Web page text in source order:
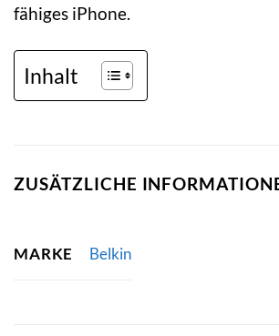
fähiges iPhone.
Inhalt
ZUSÄTZLICHE
MARKE Belkin